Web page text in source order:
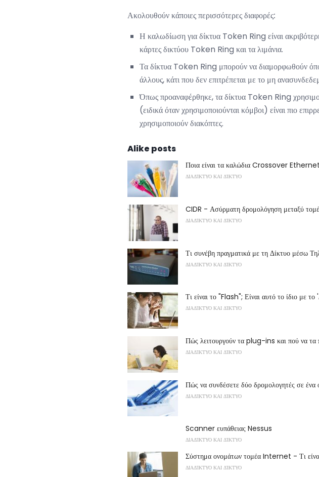
Ακολουθούν κάποιες περισσότερες διαφορές:
Η καλωδίωση για δίκτυα Token Ring είναι
κάρτες δικτύου Token Ring και τα λιμάνια.
Τα δίκτυα Token Ring μπορούν να διαμορφωθούν
άλλους, κάτι που δεν επιτρέπεται με το μη
Όπως προαναφέρθηκε, τα δίκτυα Token Ring
(ειδικά όταν χρησιμοποιούνται κόμβοι) είναι πιο
χρησιμοποιούν διακόπτες.
Alike posts
Ποια είναι τα καλώδια Crossover
ΔΙΑΔΊΚΤΥΟ ΚΑΙ ΔΊΚΤΥΟ
CIDR - Ασύρματη δρομολόγηση μεταξύ
ΔΙΑΔΊΚΤΥΟ ΚΑΙ ΔΊΚΤΥΟ
Τι συνέβη πραγματικά με τη Δίκτυο μέσω
ΔΙΑΔΊΚΤΥΟ ΚΑΙ ΔΊΚΤΥΟ
Τι είναι το "Flash"; Είναι αυτό το ίδιο με
ΔΙΑΔΊΚΤΥΟ ΚΑΙ ΔΊΚΤΥΟ
Πώς λειτουργούν τα plug-ins και πού να τα
ΔΙΑΔΊΚΤΥΟ ΚΑΙ ΔΊΚΤΥΟ
Πώς να συνδέσετε δύο δρομολογητές σε ένα
ΔΙΑΔΊΚΤΥΟ ΚΑΙ ΔΊΚΤΥΟ
Scanner ευπάθειας Nessus
ΔΙΑΔΊΚΤΥΟ ΚΑΙ ΔΊΚΤΥΟ
Σύστημα ονομάτων τομέα Internet - Τι
ΔΙΑΔΊΚΤΥΟ ΚΑΙ ΔΊΚΤΥΟ